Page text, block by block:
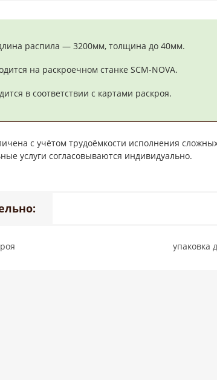
распила — 3200мм, толщина до 40мм.
на раскроечном станке SCM-NOVA.
в соответствии с картами раскроя.
с учётом трудоёмкости исполнения
услуги согласовываются индивидуально.
упаковка